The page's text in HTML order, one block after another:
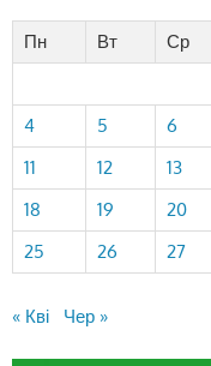
Пн
Вт Ср
4
5 6
11
12 13
18
19 20
25
26 27
« Кві Чер »